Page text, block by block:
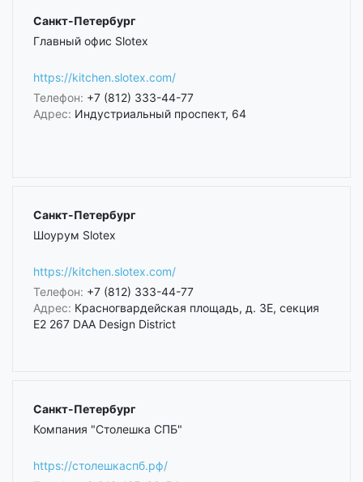
Санкт-Петербург
Главный офис Slotex
https://kitchen.slotex.com/
Телефон: +7 (812) 333-44-77
Адрес: Индустриальный проспект, 64
Санкт-Петербург
Шоурум Slotex
https://kitchen.slotex.com/
Телефон: +7 (812) 333-44-77
Адрес: Красногвардейская площадь, д. 3Е, секция
Е2 267 DAA Design District
Санкт-Петербург
Компания "Столешка СПБ"
https://столешкаспб.рф/